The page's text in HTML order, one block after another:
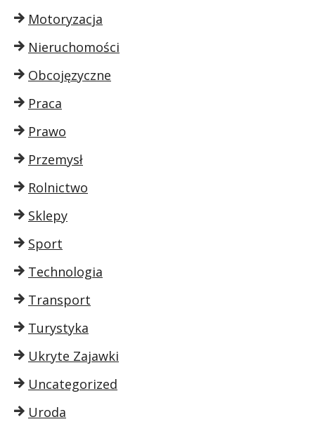
Motoryzacja
Nieruchomości
Obcojęzyczne
Praca
Prawo
Przemysł
Rolnictwo
Sklepy
Sport
Technologia
Transport
Turystyka
Ukryte Zajawki
Uncategorized
Uroda